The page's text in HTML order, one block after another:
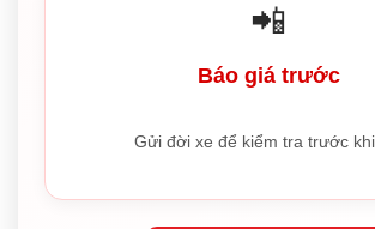
📲
Báo giá trước
Gửi đời xe để kiểm tra trước